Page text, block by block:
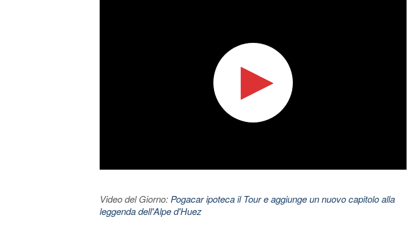
Video del Giorno: Pogacar ipoteca il Tour e aggiunge un nuovo capitolo alla
leggenda dell'Alpe d'Huez